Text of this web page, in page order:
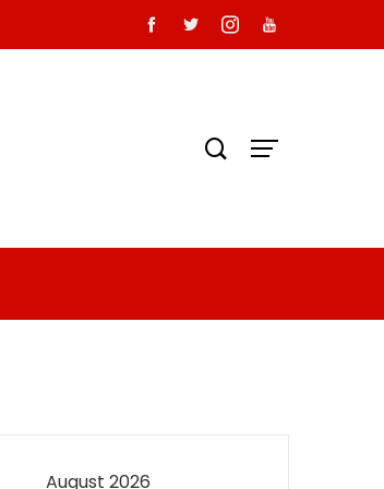
August 2026